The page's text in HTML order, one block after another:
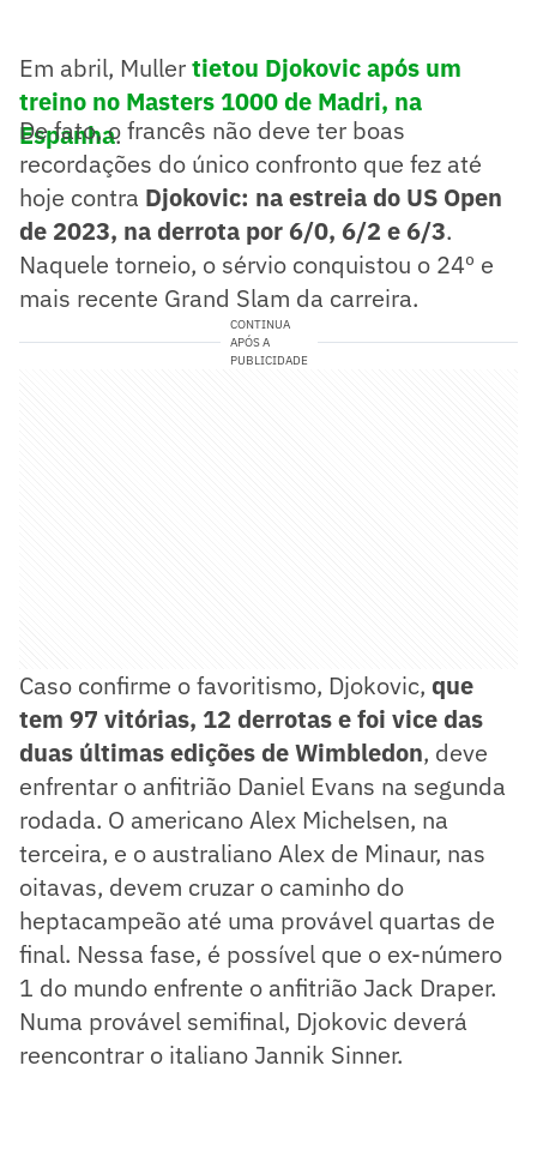
Em abril, Mullertietou Djokovic após um
treino no Masters 1000 de Madri, na
Espanha.
De fato, o francês não deve ter boas
recordações do único confronto que fez até
hoje contra Djokovic: na estreia do US Open
de 2023, na derrota por 6/0, 6/2 e 6/3.
Naquele torneio, o sérvio conquistou o 24º e
mais recente Grand Slam da carreira.
CONTINUA
APÓS A
PUBLICIDADE
Caso confirme o favoritismo, Djokovic, que
tem 97 vitórias, 12 derrotas e foi vice das
duas últimas edições de Wimbledon, deve
enfrentar o anfitrião Daniel Evans na segunda
rodada. O americano Alex Michelsen, na
terceira, e o australiano Alex de Minaur, nas
oitavas, devem cruzar o caminho do
heptacampeão até uma provável quartas de
final. Nessa fase, é possível que o ex-número
1 do mundo enfrente o anfitrião Jack Draper.
Numa provável semifinal, Djokovic deverá
reencontrar o italiano Jannik Sinner.